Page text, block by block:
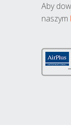
Aby
naszym